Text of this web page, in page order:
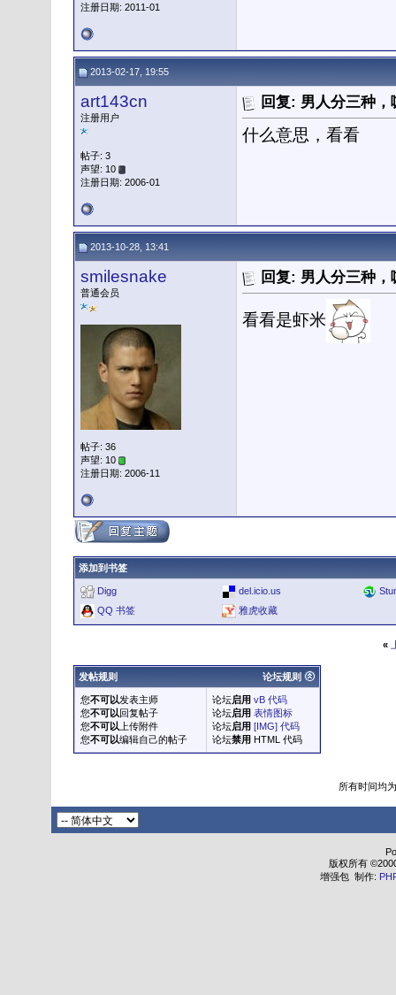
注册日期: 2011-01
2013-02-17, 19:55
art143cn
注册用户
帖子: 3
声望: 10
注册日期: 2006-01
回复: 男人分三种
什么意思，看看
2013-10-28, 13:41
smilesnake
普通会员
帖子: 36
声望: 10
注册日期: 2006-11
回复: 男人分三种
看看是虾米
添加到书签
Digg del.icio.us
QQ 书签
雅虎收藏
«
论坛规则
发帖规则
您不可以发表主师
您不可以回复帖子
您不可以 上传附件
您不可以编辑自己的帖子
论坛启用 vB 代码
论坛启用 表情图标
论坛启用 [IMG] 代码
论坛禁用 HTML 代码
所有时间均为
版权所有
增强包 制作: